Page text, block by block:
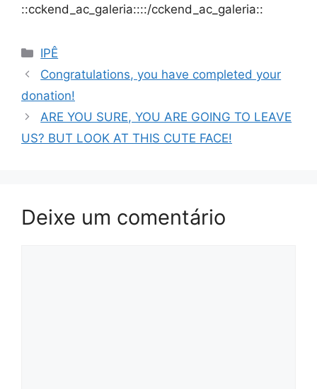
::cckend_ac_galeria::::/cckend_ac_galeria::
IPÊ
Congratulations, you have completed your
donation!
ARE YOU SURE, YOU ARE GOING TO LEAVE
US? BUT LOOK AT THIS CUTE FACE!
Deixe um comentário